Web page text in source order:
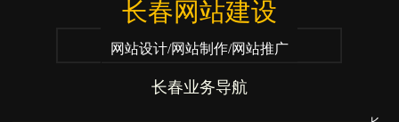
长春网站建设
网站设计/网站制作/网站推广
长春业务导航